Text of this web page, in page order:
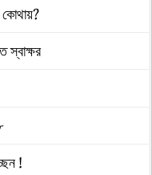
কোথায়?
স্বাক্ষর
!